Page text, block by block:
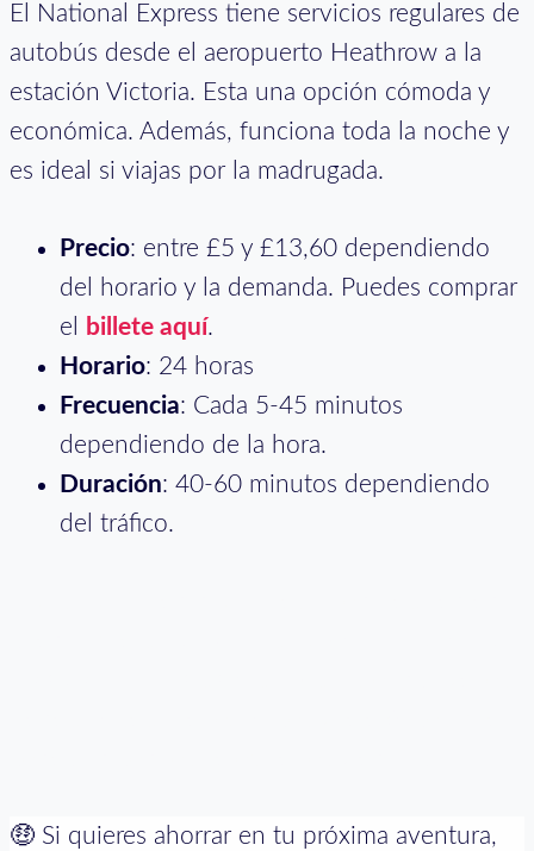
El National Express tiene servicios regulares de
autobús desde el aeropuerto Heathrow a la
estación Victoria. Esta una opción cómoda y
económica. Además, funciona toda la noche y
es ideal si viajas por la madrugada.
Precio: entre £5 y £13,60 dependiendo
del horario y la demanda. Puedes comprar
el
billete aquí.
Horario: 24 horas
Frecuencia: Cada 5-45 minutos
dependiendo de la hora.
Duración: 40-60 minutos dependiendo
del tráfico.
🤑 Si quieres ahorrar en tu próxima aventura,